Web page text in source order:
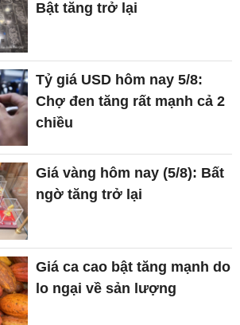
Bật tăng trở lại
Tỷ giá USD hôm nay 5/8:
Chợ đen tăng rất mạnh cả 2
chiều
Giá vàng hôm nay (5/8): Bất
ngờ tăng trở lại
Giá ca cao bật tăng mạnh do
lo ngại về sản lượng